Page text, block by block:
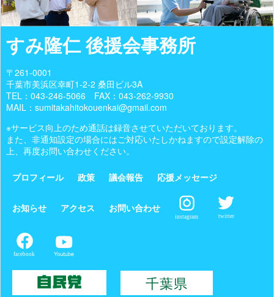
すみ隆仁 後援会事務所
〒261-0001
千葉市美浜区幸町1-2-2 桑田ビル3A
TEL： 043-246-5066 FAX：043-262-9930
MAIL：sumitakahitokouenkai@gmail.com
※サービス向上のため通話は録音させていただいております。
また、非通知設定の場合にはご対応いたしかねますので設定解除の
上、再度お問い合わせください。
プロフィール 政策 議会報告 応援メッセージ
お知らせ アクセス お問い合わせ